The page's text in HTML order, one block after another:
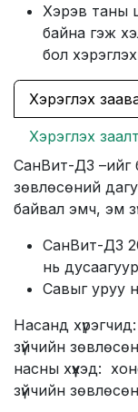
Хэрэв таны
байна гэж
бол
Хэрэглэх
Хэрэглэх заалт
СанВит-Д3 –ийг
зөвлөсөний
байвал эмч, эм
СанВит-Д3
нь
Савыг уруу
Насанд
зүйчийн
насны хүүхэд:
зүйчийн